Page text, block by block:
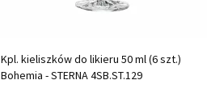
Kpl. kieliszków do likieru 50 ml (6 szt.)
Bohemia - STERNA 4SB.ST.129